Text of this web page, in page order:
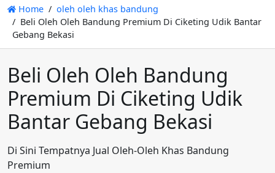
Home
oleh oleh khas bandung
Beli Oleh Oleh Bandung Premium Di Ciketing Udik Bantar
Gebang Bekasi
Beli Oleh Oleh Bandung
Premium Di Ciketing Udik
Bantar Gebang Bekasi
Di Sini Tempatnya Jual Oleh-Oleh Khas Bandung
Premium